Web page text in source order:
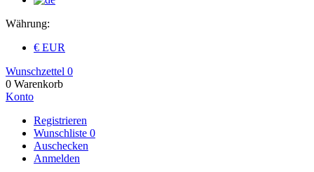
Währung:
€ EUR
Wunschzettel 0
0 Warenkorb
Konto
Registrieren
Wunschliste 0
Auschecken
Anmelden